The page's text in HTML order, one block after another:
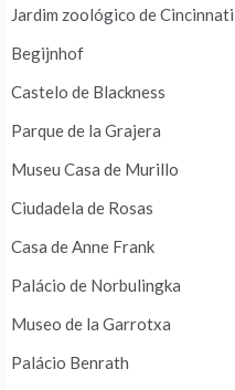
Jardim zoológico de
Begijnhof
Castelo de Blackness
Parque de la Grajera
Museu Casa de Murillo
Ciudadela de Rosas
Casa de Anne Frank
Palácio de Norbulingka
Museo de la Garrotxa
Palácio Benrath